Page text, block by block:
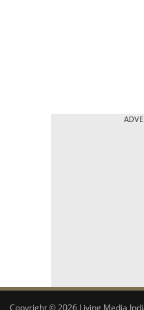
Copyright © 2026 Living Media